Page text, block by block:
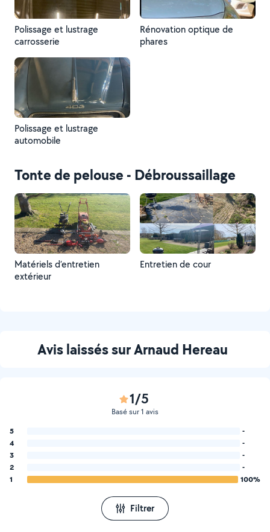
Polissage et lustrage
carrosserie
Rénovation optique de
phares
Polissage et lustrage
automobile
Tonte de pelouse - Débroussaillage
Matériels d’entretien
extérieur
Entretien de cour
Avis laissés sur Arnaud Hereau
1/5
Basé sur 1 avis
5
-
4
-
3
-
2
-
1
100%
Filtrer